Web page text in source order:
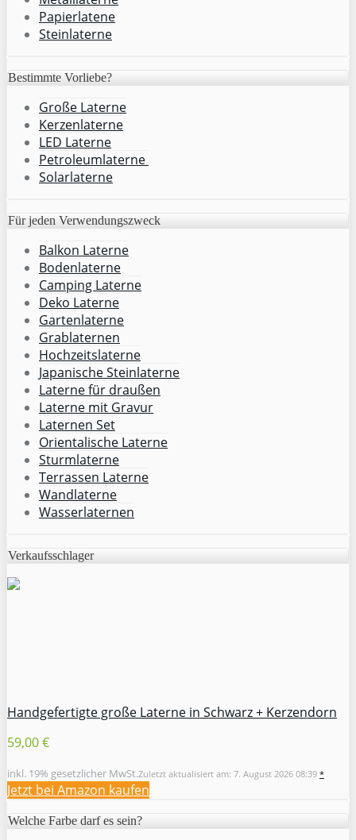
Papierlatene
Steinlaterne
Bestimmte Vorliebe?
Große Laterne
Kerzenlaterne
LED Laterne
Petroleumlaterne
Solarlaterne
Für jeden Verwendungszweck
Balkon Laterne
Bodenlaterne
Camping Laterne
Deko Laterne
Gartenlaterne
Grablaternen
Hochzeitslaterne
Japanische Steinlaterne
Laterne für draußen
Laterne mit Gravur
Laternen Set
Orientalische Laterne
Sturmlaterne
Terrassen Laterne
Wandlaterne
Wasserlaternen
Verkaufsschlager
Handgefertigte große Laterne in Schwarz + Kerzendorn
59,00 €
inkl. 19% gesetzlicher MwSt.Zuletzt aktualisiert am: 7. August 2026 08:39 *
Jetzt bei Amazon kaufen
Welche Farbe darf es sein?